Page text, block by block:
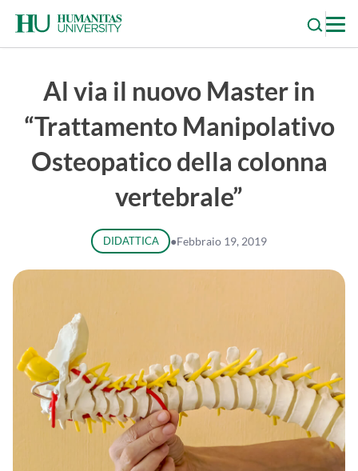
content
Al via il nuovo Master in
“Trattamento Manipolativo
Osteopatico della colonna
vertebrale”
DIDATTICA ●Febbraio 19, 2019